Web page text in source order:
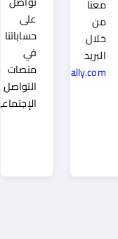
معنا
من
خلال
البريد
Info@mqally.com
على
حساباتنا
في
منصات
التواصل
الإجتماعي